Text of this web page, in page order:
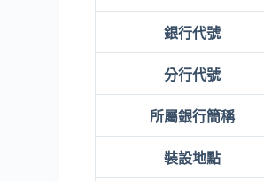
銀行代號
分行代號
所屬銀行簡稱
裝設地點